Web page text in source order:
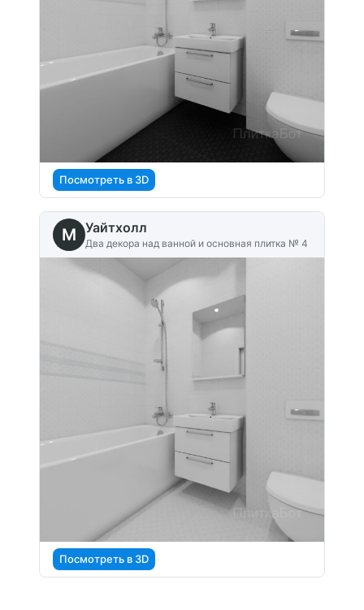
Посмотреть в 3D
M Уайтхолл
Два декора над ванной и основная плитка № 4
Посмотреть в 3D